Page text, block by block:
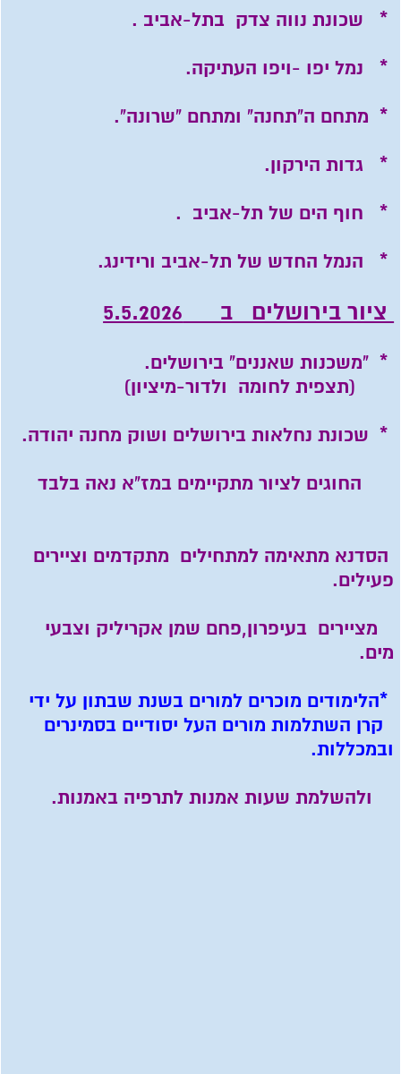
* שכונת נווה צדק בתל-אביב .
* נמל יפו -ויפו העתיקה.
* מתחם ה"תחנה" ומתחם "שרונה".
* גדות הירקון.
* חוף הים של תל-אביב .
* הנמל החדש של תל-אביב ורידינג.
ציור בירושלים ב 5.5.2026
* "משכנות שאננים" בירושלים.
(תצפית לחומה ולדור-מיציון)
* שכונת נחלאות בירושלים ושוק מחנה יהודה.
החוגים לציור מתקיימים במז"א נאה בלבד
הסדנא מתאימה למתחילים מתקדמים וציירים
פעילים.
מציירים בעיפרון,פחם שמן אקריליק וצבעי
מים.
*הלימודים מוכרים למורים בשנת שבתון על ידי
קרן השתלמות מורים העל יסודיים בסמינרים
ובמכללות.
ולהשלמת שעות אמנות לתרפיה באמנות.